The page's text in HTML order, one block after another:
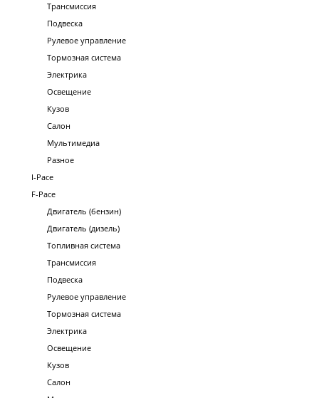
Трансмиссия
Подвеска
Рулевое управление
Тормозная система
Электрика
Освещение
Кузов
Салон
Мультимедиа
Разное
I-Pace
F-Pace
Двигатель (бензин)
Двигатель (дизель)
Топливная система
Трансмиссия
Подвеска
Рулевое управление
Тормозная система
Электрика
Освещение
Кузов
Салон